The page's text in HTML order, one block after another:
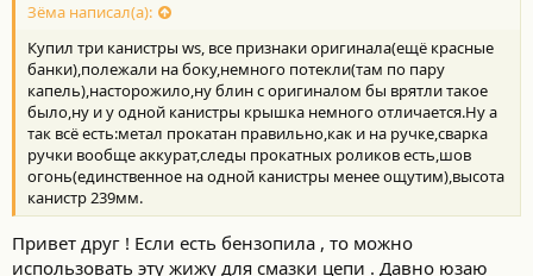
Зёма написал(а):
Купил три канистры ws, все признаки оригинала(ещё красные
банки),полежали на боку,немного потекли(там по пару
капель),насторожило,ну блин с оригиналом бы врятли такое
было,ну и у одной канистры крышка немного отличается.Ну а
так всё есть:метал прокатан правильно,как и на ручке,сварка
ручки вообще аккурат,следы прокатных роликов есть,шов
огонь(единственное на одной канистры менее ощутим),высота
канистр 239мм.
Привет друг ! Если есть бензопила , то можно
использовать эту жижу для смазки цепи . Давно юзаю